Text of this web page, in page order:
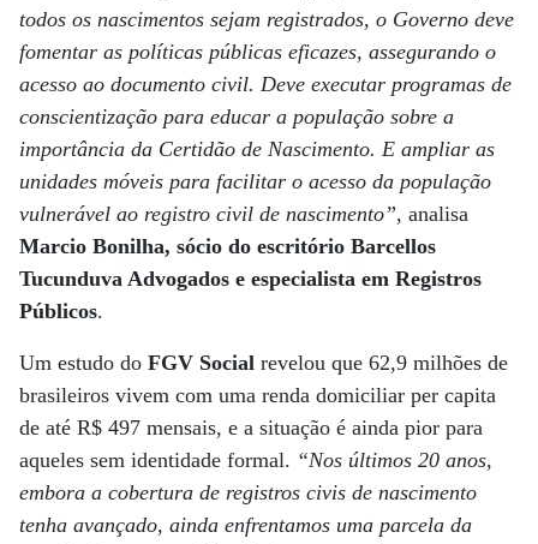
todos os nascimentos sejam registrados, o Governo deve
fomentar as políticas públicas eficazes, assegurando o
acesso ao documento civil. Deve executar programas de
conscientização para educar a população sobre a
importância da Certidão de Nascimento. E ampliar as
unidades móveis para facilitar o acesso da população
vulnerável ao registro civil de nascimento”, analisa
Marcio Bonilha, sócio do escritório Barcellos
Tucunduva Advogados e especialista em Registros
Públicos.
Um estudo do FGV Social revelou que 62,9 milhões de
brasileiros vivem com uma renda domiciliar per capita
de até R$ 497 mensais, e a situação é ainda pior para
aqueles sem identidade formal. “Nos últimos 20 anos,
embora a cobertura de registros civis de nascimento
tenha avançado, ainda enfrentamos uma parcela da